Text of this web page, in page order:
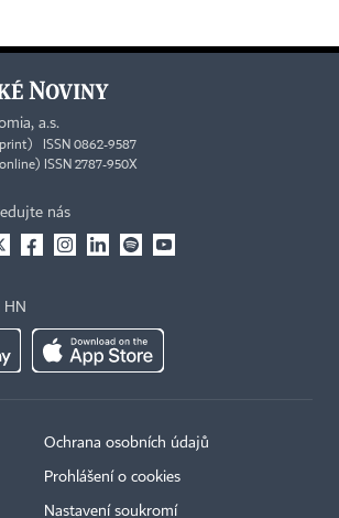
a.s.
ISSN 0862-9587
ISSN 2787-950X
nás
HN
Ochrana osobních údajů
Prohlášení o cookies
Nastavení soukromí